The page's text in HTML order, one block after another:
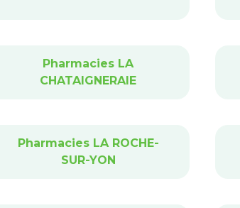
Pharmacies LA
CHATAIGNERAIE
Pharmacies LA ROCHE-
SUR-YON